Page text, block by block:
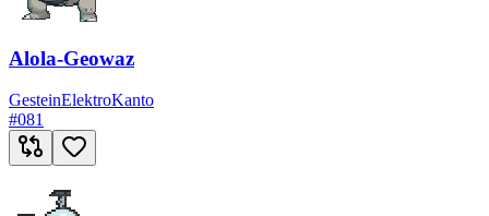
Alola-Geowaz
GesteinElektroKanto
#081